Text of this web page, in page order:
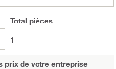
Total pièces
1
prix de votre entreprise